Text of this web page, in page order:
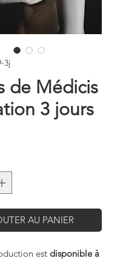
3j
de Médicis
3 jours
AU PANIER
est disponible à